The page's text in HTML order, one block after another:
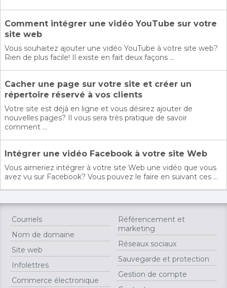
Comment intégrer une vidéo YouTube sur votre
site web
Vous souhaitez ajouter une vidéo YouTube à votre site web?
Rien de plus facile! Il existe en fait deux façons ...
Cacher une page sur votre site et créer un
répertoire réservé à vos clients
Votre site est déjà en ligne et vous désirez ajouter de
nouvelles pages? Il vous sera très pratique de savoir
comment ...
Intégrer une vidéo Facebook à votre site Web
Vous aimeriez intégrer à votre site Web une vidéo que vous
avez vu sur Facebook? Vous pouvez le faire en suivant ces ...
Courriels
Nom de domaine
Site web
Infolettres
Commerce électronique
Référencement et
marketing
Réseaux sociaux
Sauvegarde et protection
Gestion de compte